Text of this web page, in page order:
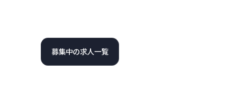
募集中の求人一覧